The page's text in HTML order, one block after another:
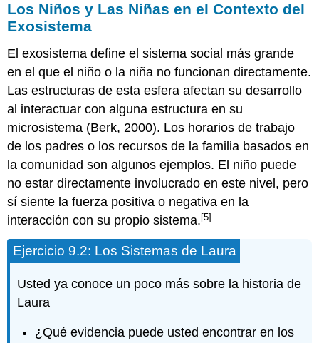
Los Niños y Las Niñas en el Contexto del
Exosistema
El exosistema define el sistema social más grande
en el que el niño o la niña no funcionan directamente.
Las estructuras de esta esfera afectan su desarrollo
al interactuar con alguna estructura en su
microsistema (Berk, 2000). Los horarios de trabajo
de los padres o los recursos de la familia basados en
la comunidad son algunos ejemplos. El niño puede
no estar directamente involucrado en este nivel, pero
sí siente la fuerza positiva o negativa en la
interacción con su propio sistema.[5]
Ejercicio 9.2: Los Sistemas de Laura
Usted ya conoce un poco más sobre la historia de
Laura
¿Qué evidencia puede usted encontrar en los